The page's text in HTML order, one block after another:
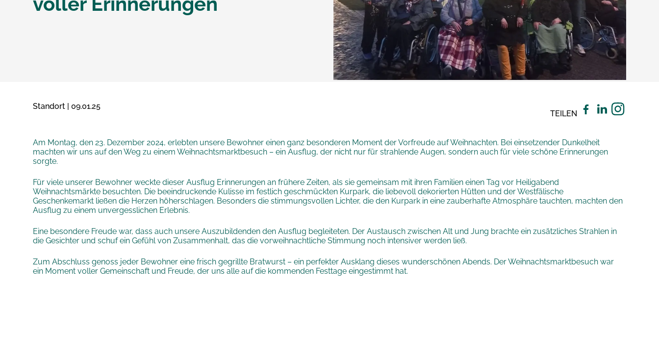
Standort | 09.01.25
TEILEN
Am Montag, den 23. Dezember 2024, erlebten unsere Bewohner einen ganz besonderen Moment der Vorfreude auf Weihnachten. Bei einsetzender Dunkelheit
machten wir uns auf den Weg zu einem Weihnachtsmarktbesuch – ein Ausflug, der nicht nur für strahlende Augen, sondern auch für viele schöne Erinnerungen
sorgte.
Für viele unserer Bewohner weckte dieser Ausflug Erinnerungen an frühere Zeiten, als sie gemeinsam mit ihren Familien einen Tag vor Heiligabend
Weihnachtsmärkte besuchten. Die beeindruckende Kulisse im festlich geschmückten Kurpark, die liebevoll dekorierten Hütten und der Westfälische
Geschenkemarkt ließen die Herzen höherschlagen. Besonders die stimmungsvollen Lichter, die den Kurpark in eine zauberhafte Atmosphäre tauchten, machten den
Ausflug zu einem unvergesslichen Erlebnis.
Eine besondere Freude war, dass auch unsere Auszubildenden den Ausflug begleiteten. Der Austausch zwischen Alt und Jung brachte ein zusätzliches Strahlen in
die Gesichter und schuf ein Gefühl von Zusammenhalt, das die vorweihnachtliche Stimmung noch intensiver werden ließ.
Zum Abschluss genoss jeder Bewohner eine frisch gegrillte Bratwurst – ein perfekter Ausklang dieses wunderschönen Abends. Der Weihnachtsmarktbesuch war
ein Moment voller Gemeinschaft und Freude, der uns alle auf die kommenden Festtage eingestimmt hat.